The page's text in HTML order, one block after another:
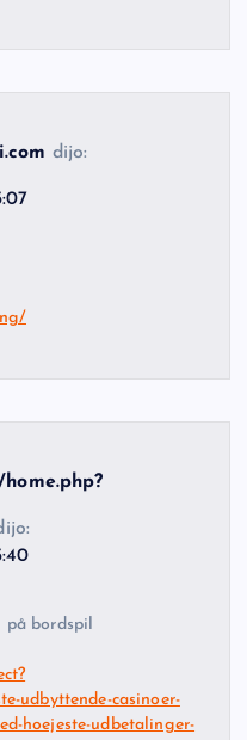
dijo:
på bordspil
udbyttende-casinoer-
hoejeste-udbetalinger-